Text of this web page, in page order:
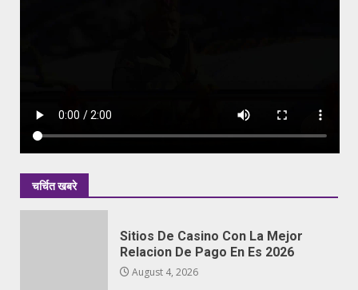
चर्चित खबरे
Sitios De Casino Con La Mejor
Relacion De Pago En Es 2026
August 4, 2026